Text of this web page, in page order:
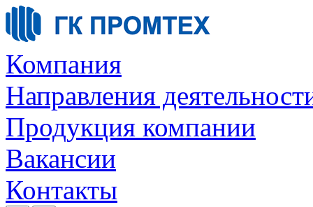
Компания
Направления
Продукция компании
Вакансии
Контакты